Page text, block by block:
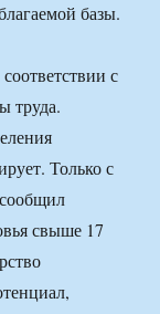
базы.
с
труда.
Только с
свыше 17